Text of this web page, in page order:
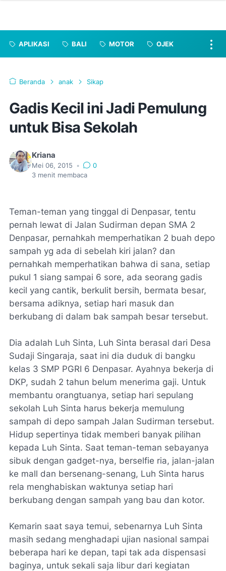
APLIKASI BALI MOTOR OJEK
Beranda anak Sikap
Gadis Kecil ini Jadi Pemulung
untuk Bisa Sekolah
Kriana
Mei 06, 2015 •
0
3 menit membaca
Teman-teman yang tinggal di Denpasar, tentu
pernah lewat di Jalan Sudirman depan SMA 2
Denpasar, pernahkah memperhatikan 2 buah depo
sampah yg ada di sebelah kiri jalan? dan
pernahkah memperhatikan bahwa di sana, setiap
pukul 1 siang sampai 6 sore, ada seorang gadis
kecil yang cantik, berkulit bersih, bermata besar,
bersama adiknya, setiap hari masuk dan
berkubang di dalam bak sampah besar tersebut.
Dia adalah Luh Sinta, Luh Sinta berasal dari Desa
Sudaji Singaraja, saat ini dia duduk di bangku
kelas 3 SMP PGRI 6 Denpasar. Ayahnya bekerja di
DKP, sudah 2 tahun belum menerima gaji. Untuk
membantu orangtuanya, setiap hari sepulang
sekolah Luh Sinta harus bekerja memulung
sampah di depo sampah Jalan Sudirman tersebut.
Hidup sepertinya tidak memberi banyak pilihan
kepada Luh Sinta. Saat teman-teman sebayanya
sibuk dengan gadget-nya, berselfie ria, jalan-jalan
ke mall dan bersenang-senang, Luh Sinta harus
rela menghabiskan waktunya setiap hari
berkubang dengan sampah yang bau dan kotor.
Kemarin saat saya temui, sebenarnya Luh Sinta
masih sedang menghadapi ujian nasional sampai
beberapa hari ke depan, tapi tak ada dispensasi
baginya, untuk sekali saja libur dari kegiatan